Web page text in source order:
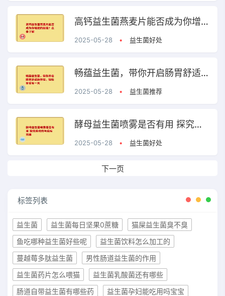
高钙益生菌燕麦片能否成为你增肥的新宠？点击了解
2025-05-28 • 益生菌好处
畅蕴益生菌，带你开启肠胃舒适新体验，轻松享受每一天
2025-05-28 • 益生菌推荐
酵母益生菌喷雾是否有用 探究其功效与实际效果
2025-05-28 • 益生菌好处
下一页
标签列表
益生菌 益生菌每日坚果0蔗糖
猫屎益生菌臭不臭
鱼吃哪种益生菌好些呢
益生菌饮料怎么加工的
蔓越莓多肽益生菌
男性肠道益生菌的作用
益生菌药片怎么喂猫
益生菌乳酸菌还有哪些
肠道自带益生菌有哪些药
益生菌孕妇能吃用吗宝宝